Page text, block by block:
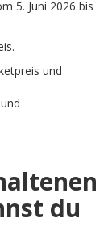
5. Juni 2026 bis
und
du